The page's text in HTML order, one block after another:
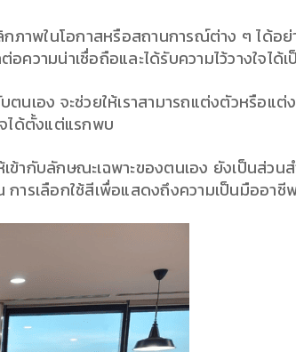
กภาพในโอกาสหรือสถานการณ์ต่าง ๆ ได้อย่
วามน่าเชื่อถือและได้รับความไว้วางใจได้
ตนเอง จะช่วยให้เราสามารถแต่งตัวหรือ
จได้ตั้งแต่แรกพบ
เข้ากับลักษณะเฉพาะของตนเอง ยังเป็น
ารเลือกใช้สีเพื่อแสดงถึงความเป็นมืออาชี